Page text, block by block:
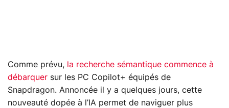
Comme prévu, la recherche sémantique commence à
débarquer sur les PC Copilot+ équipés de
Snapdragon. Annoncée il y a quelques jours, cette
nouveauté dopée à l’IA permet de naviguer plus